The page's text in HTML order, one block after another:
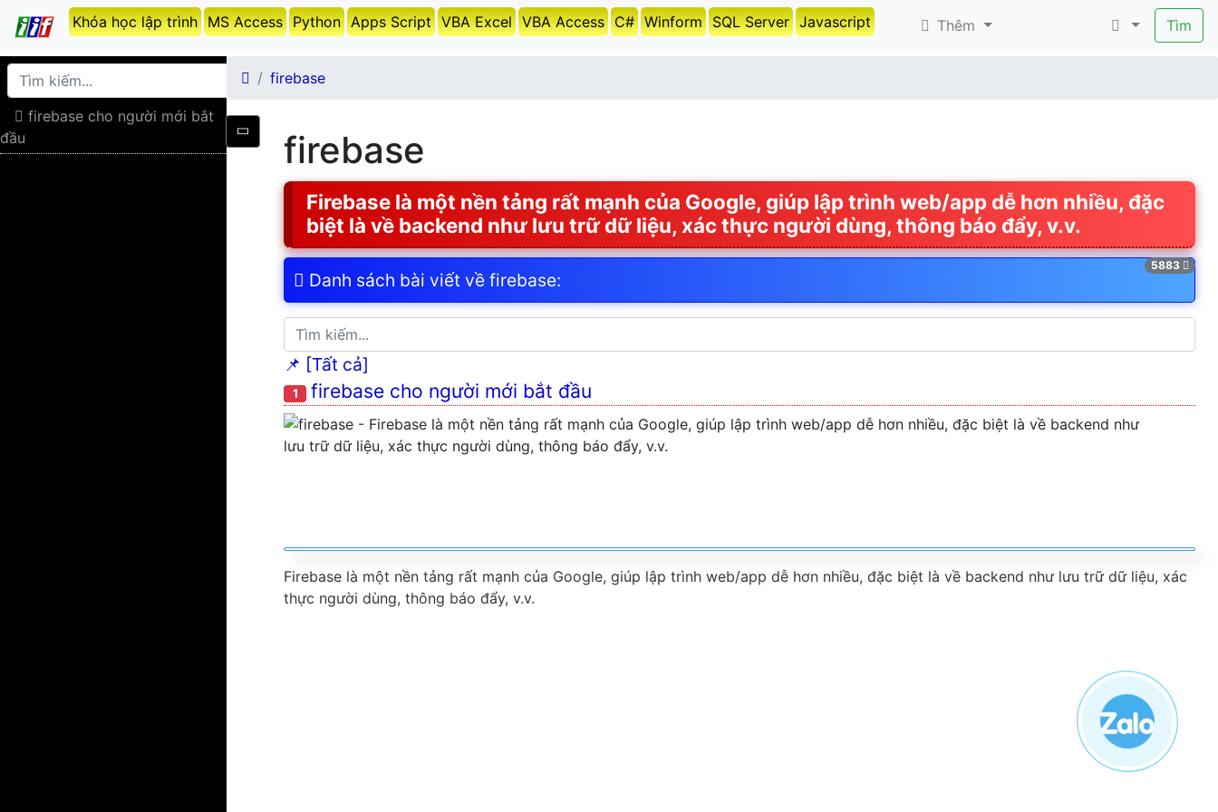
Khóa học lập trình MS Access Python Apps Script VBA Excel VBA Access C# Winform SQL Server Javascript Thêm Tìm
firebase cho người mới bắt
đầu
firebase
firebase
Firebase là một nền tảng rất mạnh của Google, giúp lập trình web/app dễ hơn nhiều, đặc
biệt là về backend như lưu trữ dữ liệu, xác thực người dùng, thông báo đẩy, v.v.
5883
Danh sách bài viết về firebase:
📌 [Tất cả]
1 firebase cho người mới bắt đầu
Firebase là một nền tảng rất mạnh của Google, giúp lập trình web/app dễ hơn nhiều, đặc biệt là về backend như lưu trữ dữ liệu, xác
thực người dùng, thông báo đẩy, v.v.